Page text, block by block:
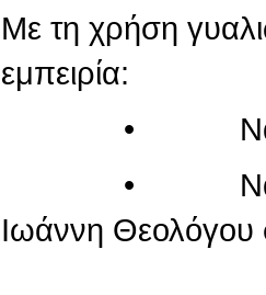
Με τη χρήση
εμπειρία:
• Να
• Να
Ιωάννη Θεολόγου